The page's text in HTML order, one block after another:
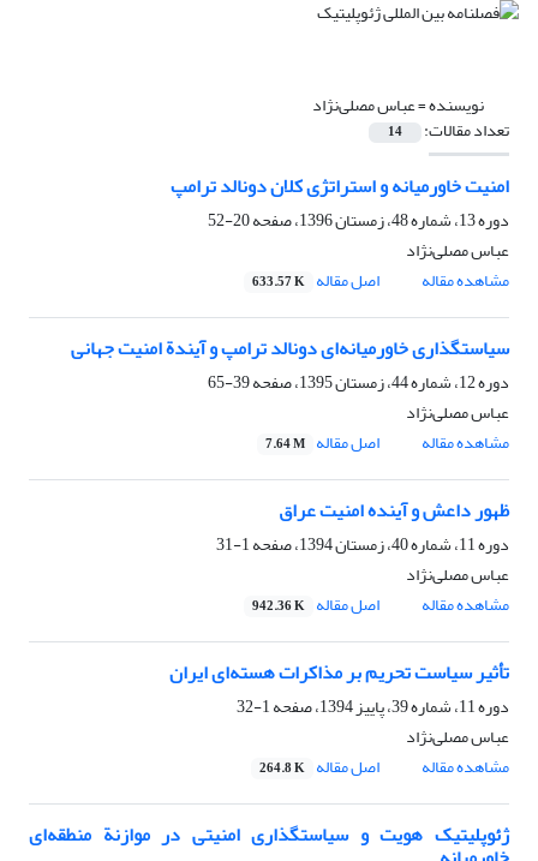
نویسنده =عباس مصلی‌نژاد
تعداد مقالات: 14
امنیت خاورمیانه و استراتژی کلان دونالد ترامپ
دوره 13، شماره 48، زمستان 1396، صفحه
20-52
عباس مصلی‌نژاد
مشاهده مقاله
اصل مقاله 633.57 K
سیاستگذاری خاورمیانه‌ای دونالد ترامپ و آیندة امنیت جهانی
دوره 12، شماره 44، زمستان 1395، صفحه
39-65
عباس مصلی‌نژاد
مشاهده مقاله
اصل مقاله 7.64 M
ظهور داعش و آینده امنیت عراق
دوره 11، شماره 40، زمستان 1394، صفحه
1-31
عباس مصلی‌نژاد
مشاهده مقاله
اصل مقاله 942.36 K
تأثیر سیاست تحریم بر مذاکرات هسته‌ای ایران
دوره 11، شماره 39، پاییز 1394، صفحه
1-32
عباس مصلی‌نژاد
مشاهده مقاله
اصل مقاله 264.8 K
ژئوپلیتیک هویت و سیاستگذاری امنیتی در موازنة منطقه‌ای